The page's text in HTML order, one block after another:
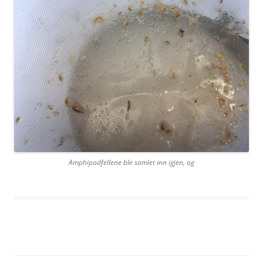
Amphipodfellene ble samlet inn igjen, og